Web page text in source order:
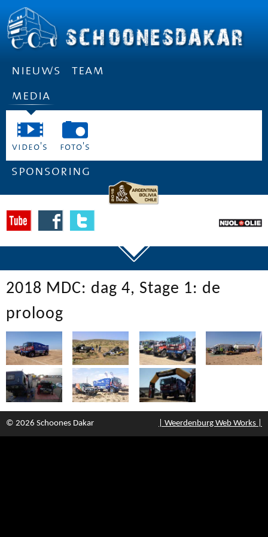
nieuws
team
media
video's foto's
sponsoring
2018 MDC: dag 4, Stage 1: de
proloog
© 2026 Schoones Dakar | Weerdenburg Web Works |